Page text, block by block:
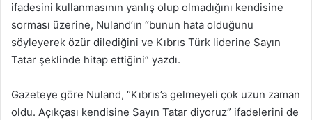
ifadesini kullanmasının yanlış olup olmadığını kendisine
sorması üzerine, Nuland’ın “bunun hata olduğunu
söyleyerek özür dilediğini ve Kıbrıs Türk liderine Sayın
Tatar şeklinde hitap ettiğini” yazdı.
Gazeteye göre Nuland, “Kıbrıs’a gelmeyeli çok uzun zaman
oldu. Açıkçası kendisine Sayın Tatar diyoruz” ifadelerini de